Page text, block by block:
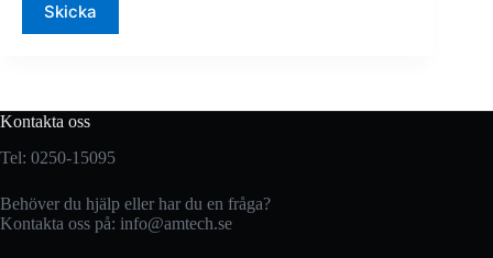
Skicka
Kontakta oss
Tel: 0250-15095
Behöver du hjälp eller har du en fråga?
Kontakta oss på: info@amtech.se